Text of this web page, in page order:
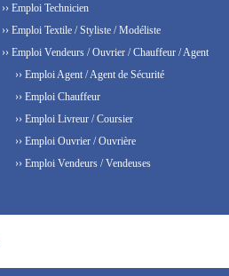
›› Emploi Technicien
›› Emploi Textile / Styliste / Modéliste
›› Emploi Vendeurs / Ouvrier / Chauffeur / Agent
›› Emploi Agent / Agent de Sécurité
›› Emploi Chauffeur
›› Emploi Livreur / Coursier
›› Emploi Ouvrier / Ouvrière
›› Emploi Vendeurs / Vendeuses